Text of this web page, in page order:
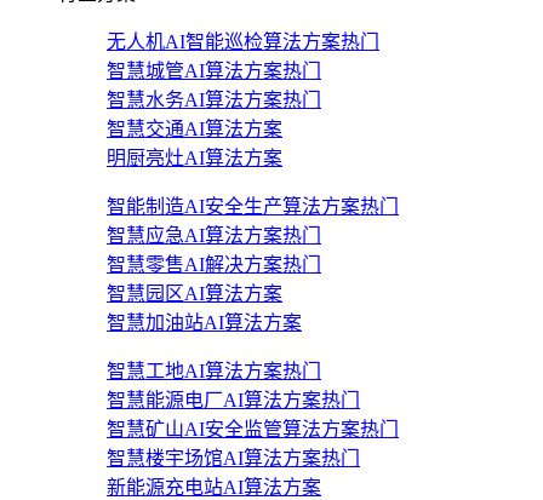
无人机AI智能巡检算法方案热门
智慧城管AI算法方案热门
智慧水务AI算法方案热门
智慧交通AI算法方案
明厨亮灶AI算法方案
智能制造AI安全生产算法方案热门
智慧应急AI算法方案热门
智慧零售AI解决方案热门
智慧园区AI算法方案
智慧加油站AI算法方案
智慧工地AI算法方案热门
智慧能源电厂AI算法方案热门
智慧矿山AI安全监管算法方案热门
智慧楼宇场馆AI算法方案热门
新能源充电站AI算法方案